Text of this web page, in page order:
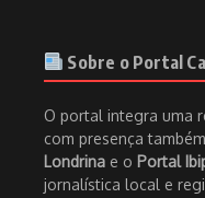
Sobre o Portal
O portal integra uma
com presença
Londrina e o Portal
jornalística local e